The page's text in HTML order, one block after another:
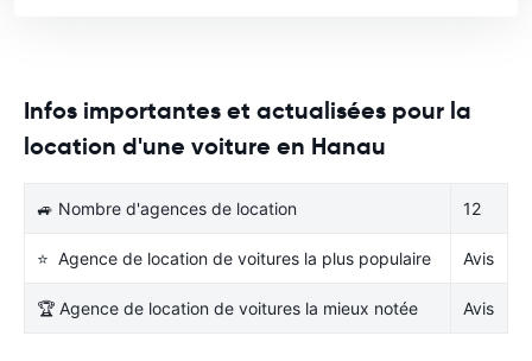
Infos importantes et actualisées pour la
location d'une voiture en Hanau
🚙 Nombre d'agences de location 12
⭐ Agence de location de voitures la plus populaire Avis
🏆 Agence de location de voitures la mieux notée Avis